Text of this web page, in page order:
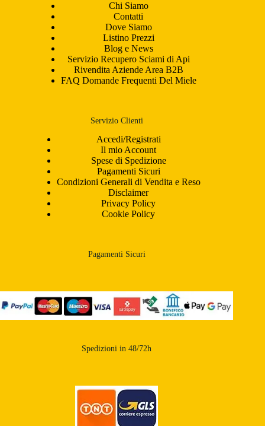
Chi Siamo
Contatti
Dove Siamo
Listino Prezzi
Blog e News
Servizio Recupero Sciami di Api
Rivendita Aziende Area B2B
FAQ Domande Frequenti Del Miele
Servizio Clienti
Accedi/Registrati
Il mio Account
Spese di Spedizione
Pagamenti Sicuri
Condizioni Generali di Vendita e Reso
Disclaimer
Privacy Policy
Cookie Policy
Pagamenti Sicuri
Spedizioni in 48/72h